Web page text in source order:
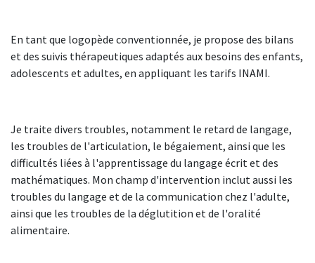
En tant que logopède conventionnée, je propose des bilans
et des suivis thérapeutiques adaptés aux besoins des enfants,
adolescents et adultes, en appliquant les tarifs INAMI.
Je traite divers troubles, notamment le retard de langage,
les troubles de l'articulation, le bégaiement, ainsi que les
difficultés liées à l'apprentissage du langage écrit et des
mathématiques. Mon champ d'intervention inclut aussi les
troubles du langage et de la communication chez l'adulte,
ainsi que les troubles de la déglutition et de l'oralité
alimentaire.